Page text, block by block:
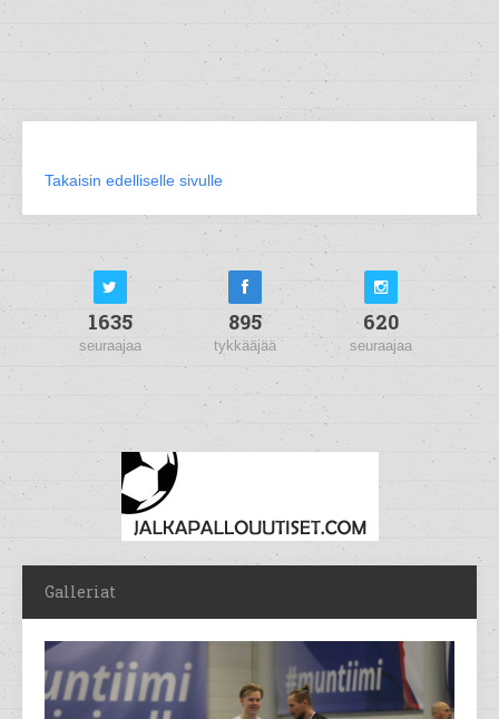
Takaisin edelliselle sivulle
1635
seuraajaa
895
tykkääjää
620
seuraajaa
Galleriat